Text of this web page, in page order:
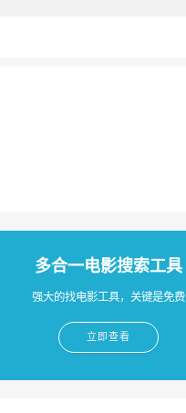
多合一电影搜索工具
强大的找电影工具，关键是免费
立即查看